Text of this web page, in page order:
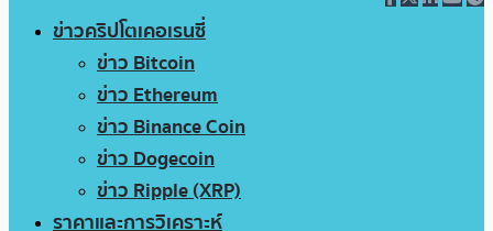
ข่าวคริปโตเคอเรนซี่
ข่าว Bitcoin
ข่าว Ethereum
ข่าว Binance Coin
ข่าว Dogecoin
ข่าว Ripple (XRP)
ราคาและการวิเคราะห์